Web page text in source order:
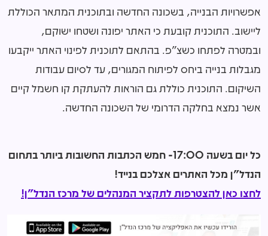
אפשרויות הבנייה, בשכונה החדשה ובתוכנית המתאר הכוללת
ליישוב. התוכנית קובעת כי האתר יפונה ושטחו ישוקם,
ובמטרה לפתחו כשצ"פ. בהתאם לתוכנית לפינוי האתר ייקבעו
מגבלות בנייה ביחס לפיתוח המגורים, עד לסיום עבודות
השיקום. התוכנית כוללת גם הוראות להעתקת קו חשמל קיים
אשר נמצא בחלקה הדרומי של השכונה החדשה.
כל יום בשעה 17:00- חמש הכתבות החשובות ביותר בתחום
הנדל"ן מכל האתרים אצלכם בנייד!
לחצו כאן להצטרפות לתקציר המנהלים של מרכז הנדל"ן!